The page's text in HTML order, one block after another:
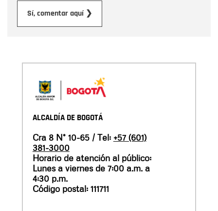
Sí, comentar aquí ❯
ALCALDÍA DE BOGOTÁ
Cra 8 N° 10-65 / Tel: +57 (601)
381-3000
Horario de atención al público:
Lunes a viernes de 7:00 a.m. a
4:30 p.m.
Código postal: 111711